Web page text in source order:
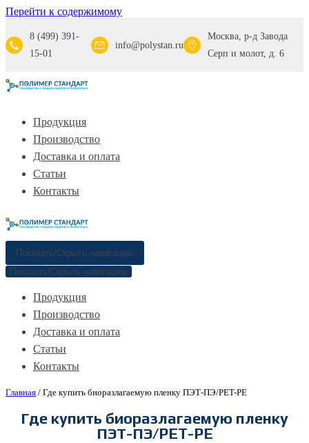
Перейти к содержимому
8 (499) 391-
15-01
info@polystan.ru
Москва, р-д Завода
Серп и молот, д. 6
Продукция
Производство
Доставка и оплата
Статьи
Контакты
Показать/Скрыть навигацию
Показать/Скрыть навигацию
Продукция
Производство
Доставка и оплата
Статьи
Контакты
Главная / Где купить биоразлагаемую пленку ПЭТ-ПЭ/PET-PE
Где купить биоразлагаемую пленку
ПЭТ-ПЭ/PET-PE